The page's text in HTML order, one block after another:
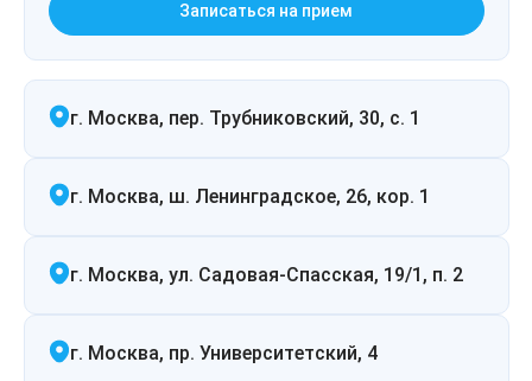
Записаться на прием
г. Москва, пер. Трубниковский, 30, с. 1
г. Москва, ш. Ленинградское, 26, кор. 1
г. Москва, ул. Садовая-Спасская, 19/1, п. 2
г. Москва, пр. Университетский, 4